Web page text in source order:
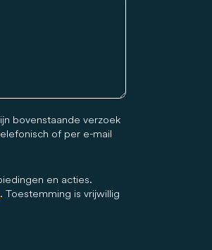
bovenstaande verzoek
of per e-mail
en acties.
. Toestemming is vrijwillig